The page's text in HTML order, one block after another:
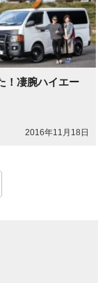
！凄腕ハイエー
2016年11月18日